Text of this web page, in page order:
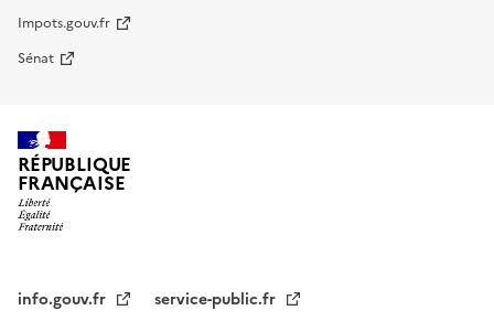
Impots.gouv.fr
Sénat
RÉPUBLIQUE
FRANÇAISE
info.gouv.fr
service-public.fr